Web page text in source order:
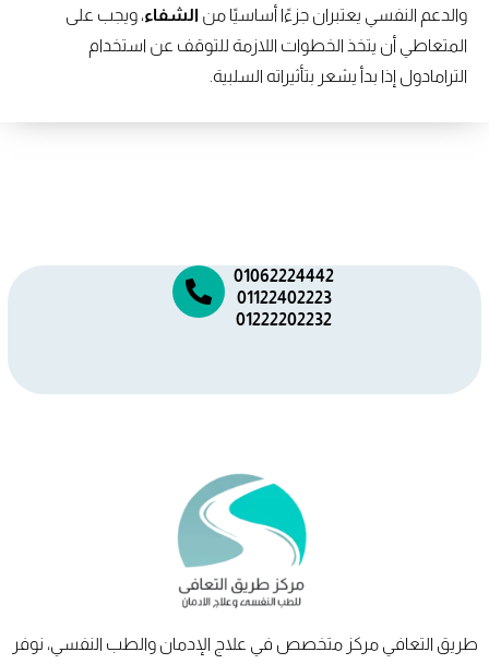
والدعم النفسي يعتبران جزءًا أساسيًا منالشفاء، ويجب على
المتعاطي أن يتخذ الخطوات اللازمة للتوقف عن استخدام
الترامادول إذا بدأ يشعر بتأثيراته السلبية.
01062224442
01122402223
01222202232
طريقالتعافي
مركز متخصص في علاج الإدمان والطب النفسي، نوفر